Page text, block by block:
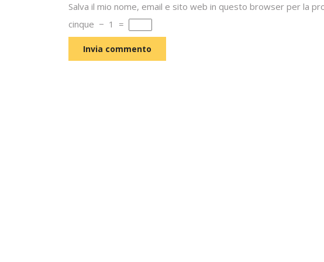
Salva il mio nome, email e sito web in questo browser per la
cinque − 1 =